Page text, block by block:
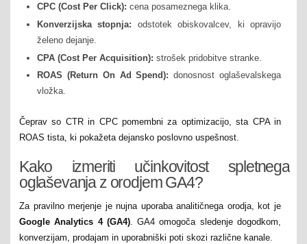
CPC (Cost Per Click): cena posameznega klika.
Konverzijska stopnja: odstotek obiskovalcev, ki opravijo
želeno dejanje.
CPA (Cost Per Acquisition): strošek pridobitve stranke.
ROAS (Return On Ad Spend): donosnost oglaševalskega
vložka.
Čeprav so CTR in CPC pomembni za optimizacijo, sta CPA in
ROAS tista, ki pokažeta dejansko poslovno uspešnost.
Kako izmeriti učinkovitost spletnega
oglaševanja z orodjem GA4?
Za pravilno merjenje je nujna uporaba analitičnega orodja, kot je
Google Analytics 4 (GA4). GA4 omogoča sledenje dogodkom,
konverzijam, prodajam in uporabniški poti skozi različne kanale.